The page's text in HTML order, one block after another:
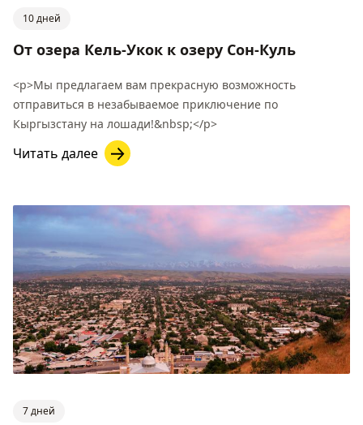
10 дней
От озера Кель-Укок к озеру Сон-Куль
<p>Мы предлагаем вам прекрасную возможность
отправиться в незабываемое приключение по
Кыргызстану на лошади!&nbsp;</p>
Читать далее
7 дней